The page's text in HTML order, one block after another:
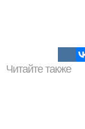
Читайте также